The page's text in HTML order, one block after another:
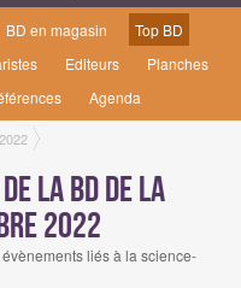
BD en magasin
Top BD
Editeurs
Planches
Agenda
la BD de la
2022
liés à la science-